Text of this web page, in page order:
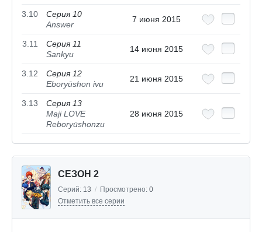
3.10
Серия 10
Answer
7 июня 2015
3.11
Серия 11
Sankyu
14 июня 2015
3.12
Серия 12
Eboryūshon ivu
21 июня 2015
3.13
Серия 13
Maji LOVE
Reboryūshonzu
28 июня 2015
СЕЗОН 2
Серий: 13 / Просмотрено: 0
Отметить все серии